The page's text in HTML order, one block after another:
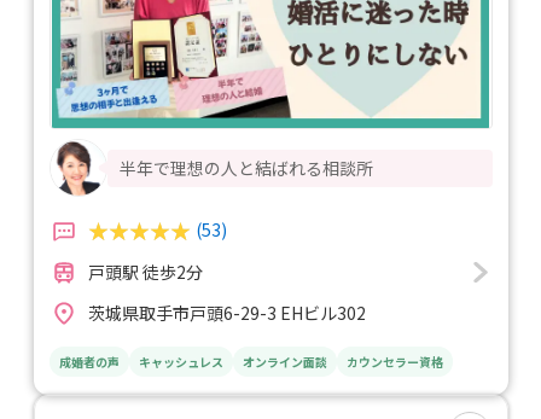
半年で理想の人と結ばれる相談所
(53)
戸頭駅 徒歩2分
茨城県取手市戸頭6-29-3 EHビル302
成婚者の声 キャッシュレス オンライン面談 カウンセラー資格